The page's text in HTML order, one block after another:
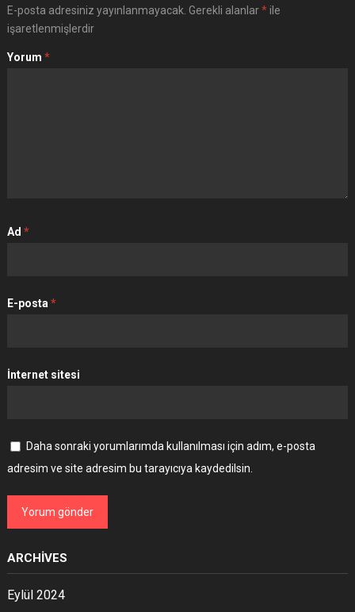
E-posta adresiniz yayınlanmayacak. Gerekli alanlar*ile
işaretlenmişlerdir
Yorum *
Ad *
E-posta *
İnternet sitesi
Daha sonraki yorumlarımda kullanılması için adım, e-posta
adresim ve site adresim bu tarayıcıya kaydedilsin.
ARCHIVES
Eylül 2024